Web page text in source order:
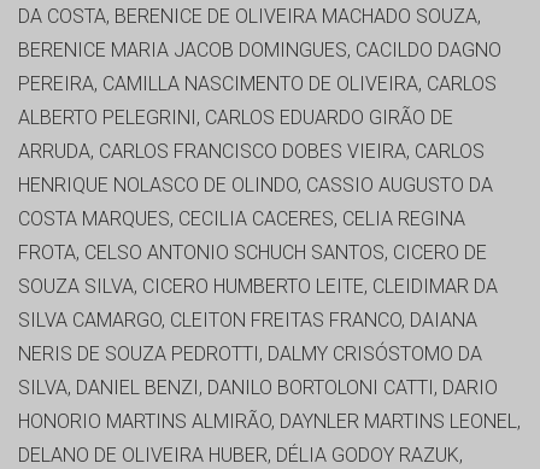
DA COSTA, BERENICE DE OLIVEIRA MACHADO SOUZA,
BERENICE MARIA JACOB DOMINGUES, CACILDO DAGNO
PEREIRA, CAMILLA NASCIMENTO DE OLIVEIRA, CARLOS
ALBERTO PELEGRINI, CARLOS EDUARDO GIRÃO DE
ARRUDA, CARLOS FRANCISCO DOBES VIEIRA, CARLOS
HENRIQUE NOLASCO DE OLINDO, CASSIO AUGUSTO DA
COSTA MARQUES, CECILIA CACERES, CELIA REGINA
FROTA, CELSO ANTONIO SCHUCH SANTOS, CICERO DE
SOUZA SILVA, CICERO HUMBERTO LEITE, CLEIDIMAR DA
SILVA CAMARGO, CLEITON FREITAS FRANCO, DAIANA
NERIS DE SOUZA PEDROTTI, DALMY CRISÓSTOMO DA
SILVA, DANIEL BENZI, DANILO BORTOLONI CATTI, DARIO
HONORIO MARTINS ALMIRÃO, DAYNLER MARTINS LEONEL,
DELANO DE OLIVEIRA HUBER, DÉLIA GODOY RAZUK,